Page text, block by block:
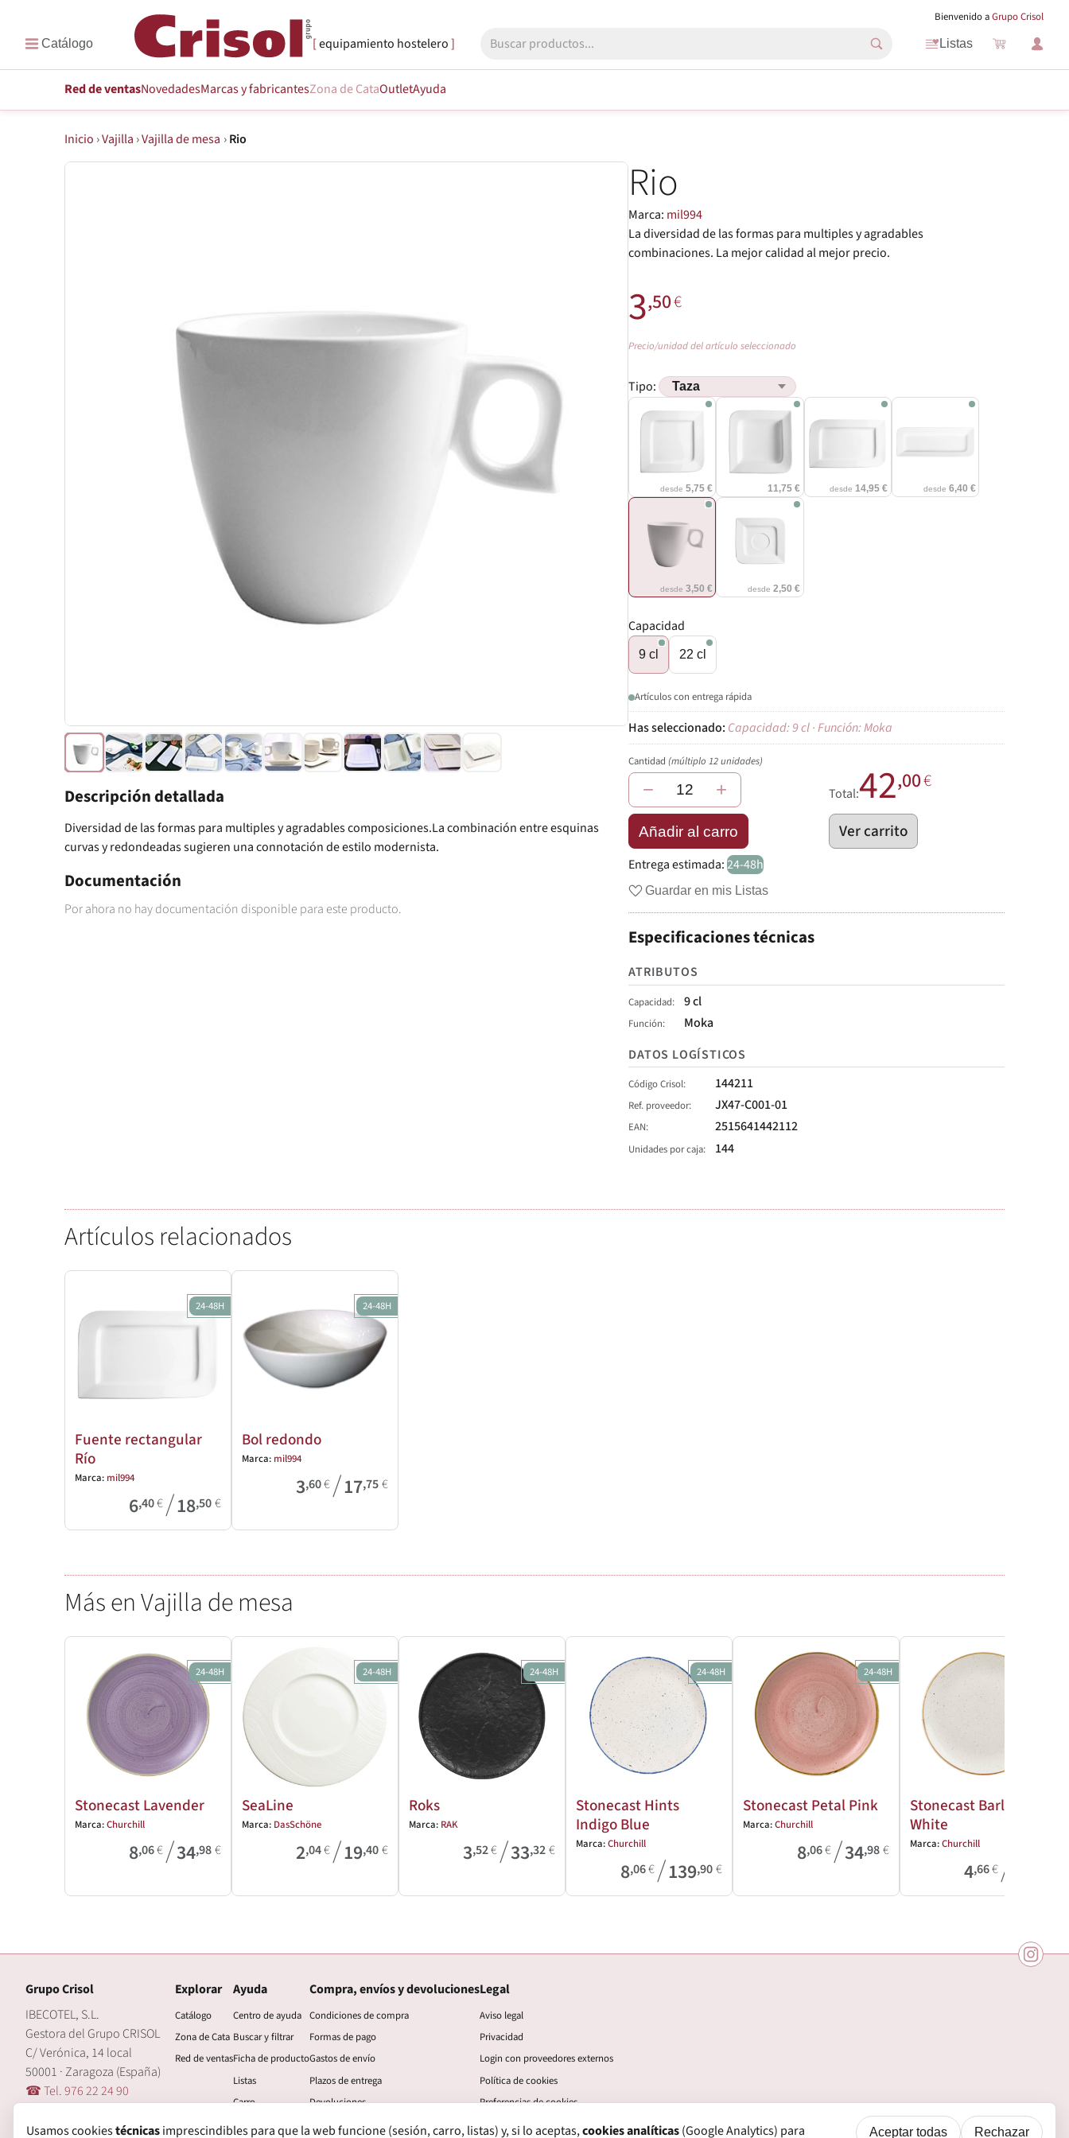
Bienvenido aGrupo Crisol
equipamiento hostelero Listas
Red de ventasNovedadesMarcasy fabricantesZona de CataOutletAyuda
Inicio ›Vajilla ›Vajilla de mesa › Rio
Descripción detallada
Diversidad de las formas para multiples y agradables composiciones.La combinación entre esquinas
curvas y redondeadas sugieren una connotación de estilo modernista.
Documentación
Por ahora no hay documentación disponible para este producto.
Rio
Marca: mil994
La diversidad de las formas para multiples y agradables
combinaciones. La mejor calidad al mejor precio.
3,50€
Precio/unidad del artículo seleccionado
Tipo:
desde5,75 € 11,75 € desde 14,95 € desde 6,40 €
desde3,50 € desde2,50 €
Capacidad
9 cl 22 cl
Artículos con entrega rápida
Capacidad: 9 cl · Función: Moka
Cantidad(múltiplo 12 unidades)
− +
Añadir al carro
Total:42,00€
Ver carrito
Entrega estimada:24-48h
Guardar en mis Listas
Especificaciones técnicas
ATRIBUTOS
Capacidad 9 cl
Función
Moka
DATOS LOGÍSTICOS
Código Crisol 144211
Ref. proveedor JX47-C001-01
EAN 2515641442112
Unidades por caja 144
Artículos relacionados
24-48H
Fuente rectangular
Río
Marca: mil994
6,40€/18,50€
24-48H
Bol redondo
Marca: mil994
3,60€/17,75€
Más en Vajilla de mesa
24-48H
Stonecast Lavender
Marca:Churchill
8,06€/34,98€
24-48H
SeaLine
Marca: DasSchöne
2,04€/19,40€
24-48H
Roks
Marca: RAK
3,52€/33,32€
24-48H
Stonecast Hints
Indigo Blue
Marca:Churchill
8,06€/139,90€
24-48H
Stonecast Petal Pink
Marca:Churchill
8,06€/34,98€
Stonecast Barley
White
Marca:Churchill
4,66€/
Grupo Crisol
IBECOTEL, S.L.
Gestora del Grupo CRISOL
C/ Verónica, 14 local
50001 · Zaragoza (España)
☎ Tel. 976 22 24 90
Explorar
Catálogo
Zona de Cata
Red de ventas
Ayuda
Centro de ayuda
Buscar y filtrar
Ficha de producto
Listas
Carro
Mi cuenta
Compra, envíos y devoluciones
Condiciones de compra
Formas de pago
Gastos de envío
Plazos de entrega
Devoluciones
Garantía
Legal
Aviso legal
Privacidad
Login con proveedores externos
Política de cookies
Preferencias de cookies
Usamos cookiestécnicasimprescindibles para que la web funcione (sesión, carro, listas) y, si lo aceptas,cookies analíticas(Google Analytics) para Aceptar todas Rechazar